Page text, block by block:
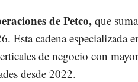
de Petco,que
Esta cadena especializada
de negocio con mayor
desde 2022.